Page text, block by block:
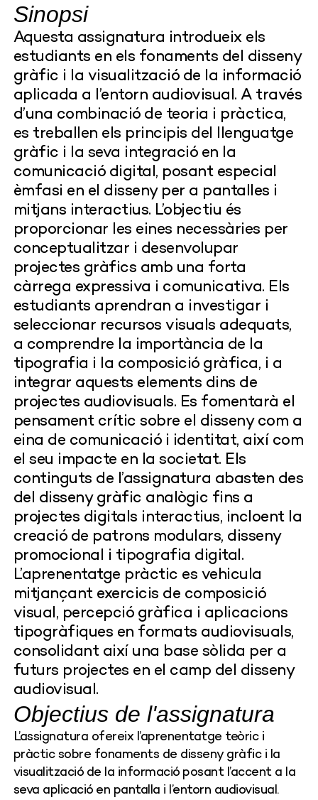
Sinopsi
Aquesta assignatura introdueix els
estudiants en els fonaments del disseny
gràfic i la visualització de la informació
aplicada a l’entorn audiovisual. A través
d’una combinació de teoria i pràctica,
es treballen els principis del llenguatge
gràfic i la seva integració en la
comunicació digital, posant especial
èmfasi en el disseny per a pantalles i
mitjans interactius. L’objectiu és
proporcionar les eines necessàries per
conceptualitzar i desenvolupar
projectes gràfics amb una forta
càrrega expressiva i comunicativa. Els
estudiants aprendran a investigar i
seleccionar recursos visuals adequats,
a comprendre la importància de la
tipografia i la composició gràfica, i a
integrar aquests elements dins de
projectes audiovisuals. Es fomentarà el
pensament crític sobre el disseny com a
eina de comunicació i identitat, així com
el seu impacte en la societat. Els
continguts de l’assignatura abasten des
del disseny gràfic analògic fins a
projectes digitals interactius, incloent la
creació de patrons modulars, disseny
promocional i tipografia digital.
L’aprenentatge pràctic es vehicula
mitjançant exercicis de composició
visual, percepció gràfica i aplicacions
tipogràfiques en formats audiovisuals,
consolidant així una base sòlida per a
futurs projectes en el camp del disseny
audiovisual.
Objectius de l'assignatura
L’assignatura ofereix l’aprenentatge teòric i
pràctic sobre fonaments de disseny gràfic i la
visualització de la informació posant l’accent a la
seva aplicació en pantalla i l’entorn audiovisual.